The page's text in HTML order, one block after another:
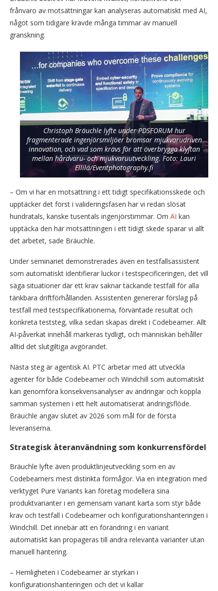
frånvaro av motsättningar kan analyseras automatiskt med AI,
något som tidigare krävde många timmar av manuell
granskning.
Christoph Bräuchle lyfte under PDSFORUM hur
fragmenterade ingenjörsmiljöer bromsar mjukvarudriven
innovation, och vad som krävs för att överbrygga klyftan
mellan hårdvaru- och mjukvaruutveckling. Foto: Lauri
Ellilä/Eventphotography.fi
– Om vi har en motsättning i ett tidigt specifikationsskede och
upptäcker det först i valideringsfasen har vi redan slösat
hundratals, kanske tusentals ingenjörstimmar. Om AI kan
upptäcka den här motsättningen i ett tidigt skede sparar vi allt
det arbetet, sade Bräuchle.
Under seminariet demonstrerades även en testfallsassistent
som automatiskt identifierar luckor i testspecificeringen, det vill
säga situationer där ett krav saknar täckande testfall för alla
tänkbara driftförhållanden. Assistenten genererar förslag på
testfall med testspecifikationerna, förväntade resultat och
konkreta teststeg, vilka sedan skapas direkt i Codebeamer. Allt
AI-påverkat innehåll markeras tydligt, och människan behåller
alltid det slutgiltiga avgörandet.
Nästa steg är agentisk AI. PTC arbetar med att utveckla
agenter för både Codebeamer och Windchill som automatiskt
kan genomföra konsekvensanalyser av ändringar och koppla
samman systemen i ett helt automatiserat ändringsflöde.
Bräuchle angav slutet av 2026 som mål för de första
leveranserna.
Strategisk återanvändning som konkurrensfördel
Bräuchle lyfte även produktlinjeutveckling som en av
Codebeamers mest distinkta förmågor. Via en integration med
verktyget Pure Variants kan företag modellera sina
produktvarianter i en gemensam variant karta som styr både
krav och testfall i Codebeamer och konfigurationshanteringen i
Windchill. Det innebär att en förändring i en variant
automatiskt kan propageras till andra relevanta varianter utan
manuell hantering.
– Hemligheten i Codebeamer är styrkan i
konfigurationshanteringen och det vi kallar